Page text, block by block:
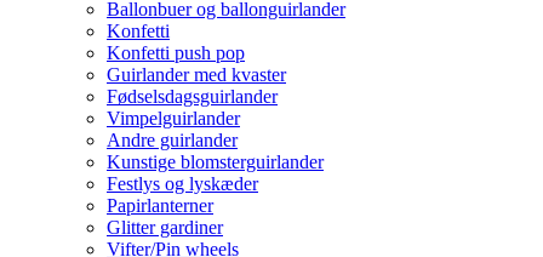
Ballonbuer og ballonguirlander
Konfetti
Konfetti push pop
Guirlander med kvaster
Fødselsdagsguirlander
Vimpelguirlander
Andre guirlander
Kunstige blomsterguirlander
Festlys og lyskæder
Papirlanterner
Glitter gardiner
Vifter/Pin wheels